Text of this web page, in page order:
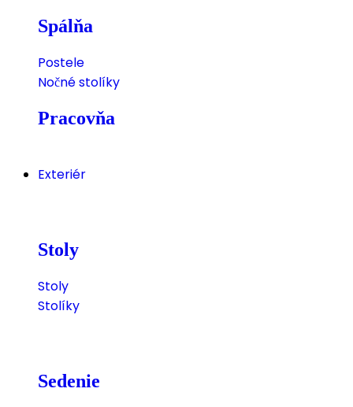
Spálňa
Postele
Nočné stolíky
Pracovňa
Exteriér
Stoly
Stoly
Stolíky
Sedenie